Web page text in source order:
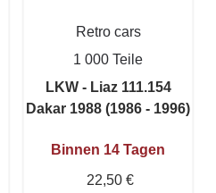
Retro cars
1 000 Teile
LKW - Liaz 111.154
Dakar 1988 (1986 - 1996)
Binnen 14 Tagen
22,50 €